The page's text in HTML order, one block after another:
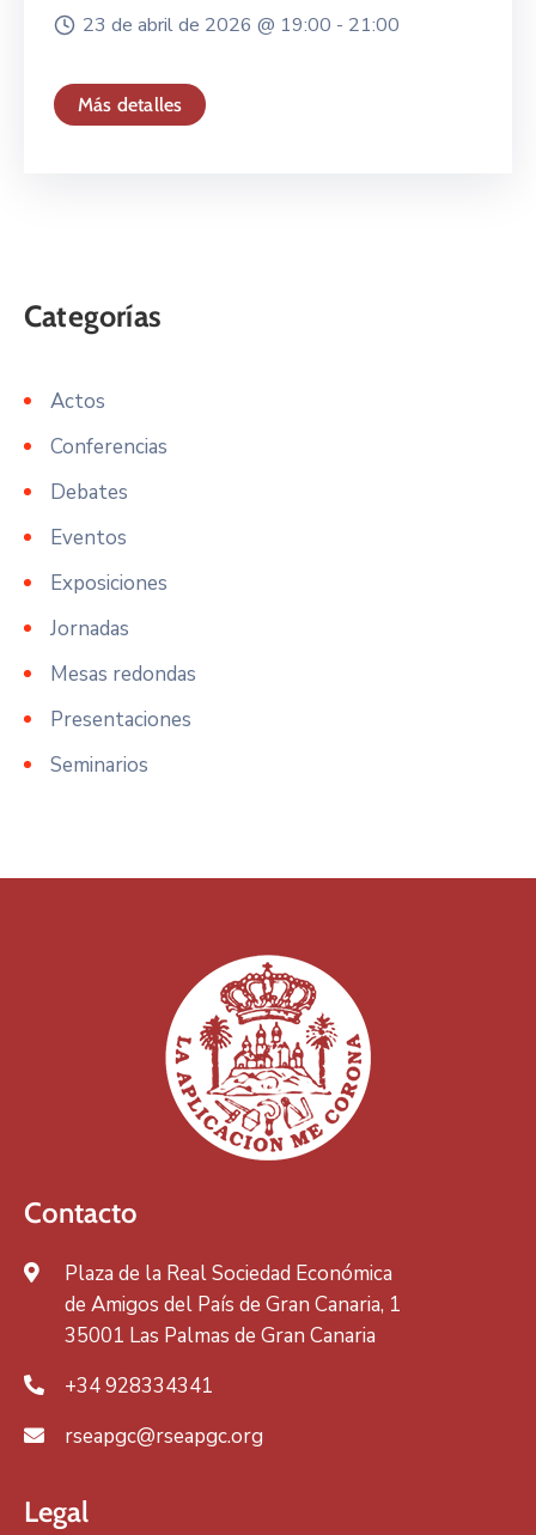
23 de abril de 2026 @ 19:00 - 21:00
Más detalles
Actos
Conferencias
Debates
Eventos
Exposiciones
Jornadas
Mesas redondas
Presentaciones
Seminarios
Contacto
Plaza de la Real Sociedad Económica
de Amigos del País de Gran Canaria, 1
35001 Las Palmas de Gran Canaria
+34 928334341
rseapgc@rseapgc.org
Legal